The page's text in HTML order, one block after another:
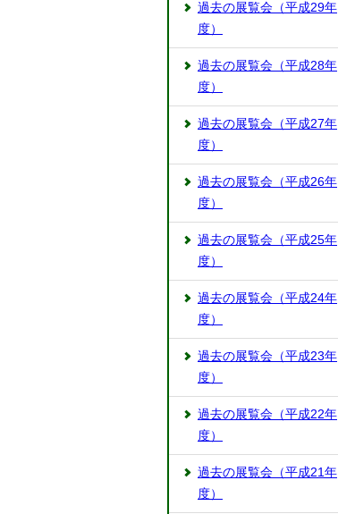
過去の展覧会（平成29年
度）
過去の展覧会（平成28年
度）
過去の展覧会（平成27年
度）
過去の展覧会（平成26年
度）
過去の展覧会（平成25年
度）
過去の展覧会（平成24年
度）
過去の展覧会（平成23年
度）
過去の展覧会（平成22年
度）
過去の展覧会（平成21年
度）